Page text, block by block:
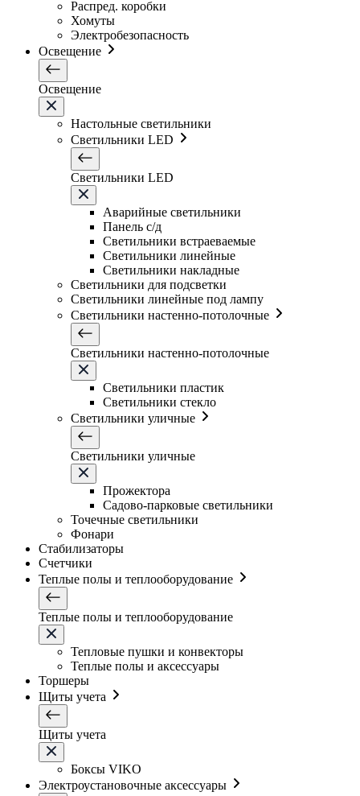
Распред. коробки
Хомуты
Электробезопасность
Освещение
Освещение
Настольные светильники
Светильники LED
Светильники LED
Аварийные светильники
Панель с/д
Светильники встраеваемые
Светильники линейные
Светильники накладные
Светильники для подсветки
Светильники линейные под лампу
Светильники настенно-потолочные
Светильники настенно-потолочные
Светильники плаcтик
Светильники стекло
Светильники уличные
Светильники уличные
Прожектора
Садово-парковые светильники
Точечные светильники
Фонари
Стабилизаторы
Счетчики
Теплые полы и теплооборудование
Теплые полы и теплооборудование
Тепловые пушки и конвекторы
Теплые полы и аксессуары
Торшеры
Щиты учета
Щиты учета
Боксы VIKO
Электроустановочные аксессуары